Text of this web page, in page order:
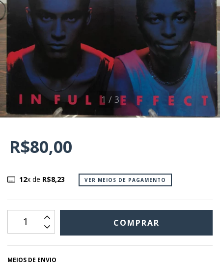
1 / 3
R$80,00
12x de R$8,23 VER MEIOS DE PAGAMENTO
MEIOS DE ENVIO